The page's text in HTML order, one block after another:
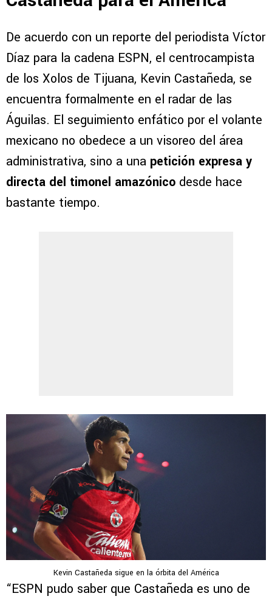
De acuerdo con un reporte del periodista Víctor
Díaz para la cadena ESPN, el centrocampista
de los Xolos de Tijuana, Kevin Castañeda, se
encuentra formalmente en el radar de las
Águilas. El seguimiento enfático por el volante
mexicano no obedece a un visoreo del área
administrativa, sino a una petición expresa y
directa del timonel amazónico desde hace
bastante tiempo.
Kevin Castañeda sigue en la órbita del América
“ESPN pudo saber que Castañeda es uno de